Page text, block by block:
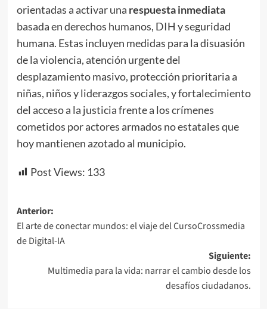
orientadas a activar una respuesta inmediata
basada en derechos humanos, DIH y seguridad
humana. Estas incluyen medidas para la disuasión
de la violencia, atención urgente del
desplazamiento masivo, protección prioritaria a
niñas, niños y liderazgos sociales, y fortalecimiento
del acceso a la justicia frente a los crímenes
cometidos por actores armados no estatales que
hoy mantienen azotado al municipio.
Post Views: 133
Navegación
de
entradas
Anterior:
El arte de conectar mundos: el viaje del CursoCrossmedia
de Digital-IA
Siguiente:
Multimedia para la vida: narrar el cambio desde los
desafíos ciudadanos.